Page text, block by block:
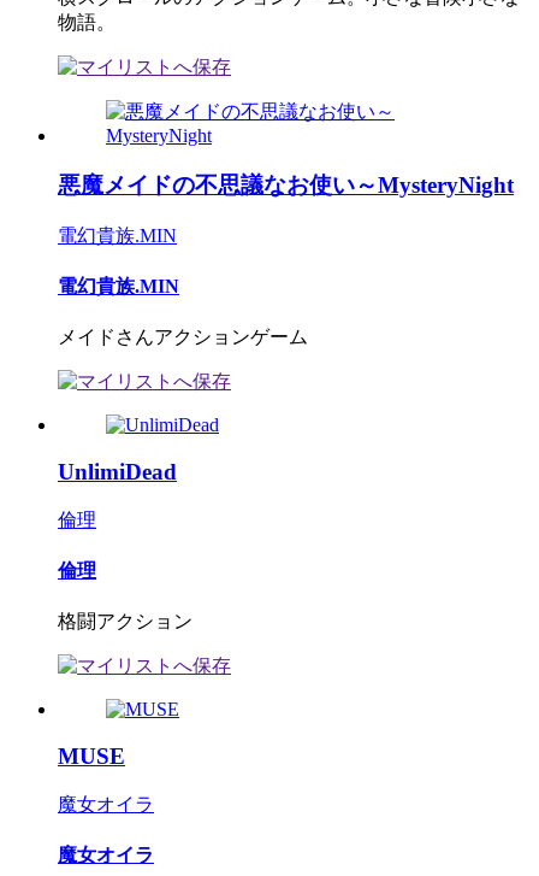
物語。
悪魔メイドの不思議なお使い～MysteryNight
電幻貴族.MIN
電幻貴族.MIN
メイドさんアクションゲーム
UnlimiDead
倫理
倫理
格闘アクション
MUSE
魔女オイラ
魔女オイラ